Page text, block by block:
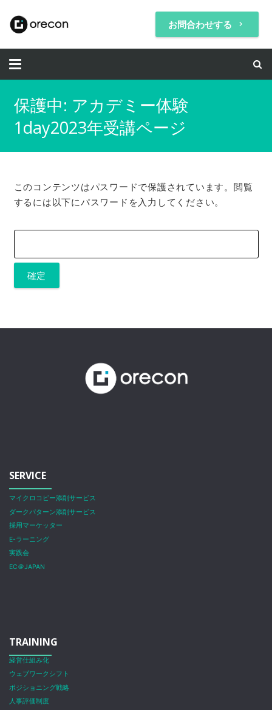
お問合わせする keyboard_arrow_right
保護中: アカデミー体験
1day2023年受講ページ
このコンテンツはパスワードで保護されています。閲覧
するには以下にパスワードを入力してください。
SERVICE
マイクロコピー添削サービス
ダークパターン添削サービス
採用マーケッター
E-ラーニング
実践会
EC＠JAPAN
TRAINING
経営仕組み化
ウェブワークシフト
ポジショニング戦略
人事評価制度